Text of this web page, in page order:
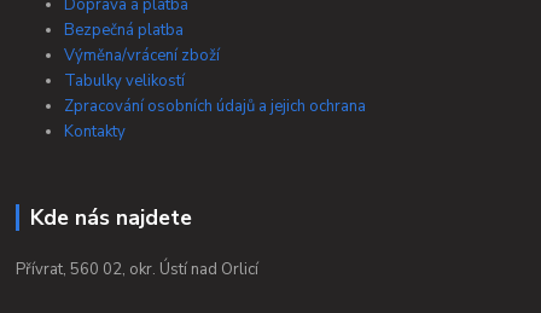
Doprava a platba
Bezpečná platba
Výměna/vrácení zboží
Tabulky velikostí
Zpracování osobních údajů a jejich ochrana
Kontakty
Kde nás najdete
Přívrat, 560 02, okr. Ústí nad Orlicí